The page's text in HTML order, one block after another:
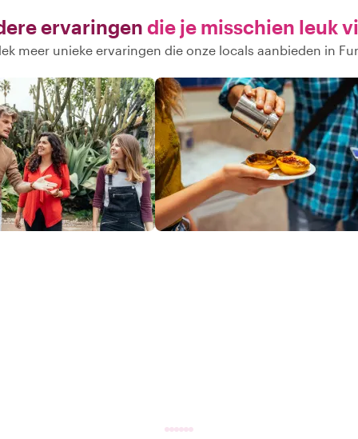
ervaringen die je misschien leuk
meer unieke ervaringen die onze locals aanbieden in